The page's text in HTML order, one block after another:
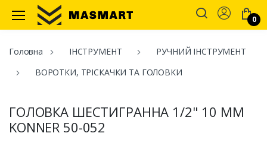
Masmart
Account
0
Головна ІНСТРУМЕНТ
РУЧНИЙ ІНСТРУМЕНТ
ВОРОТКИ, ТРІСКАЧКИ ТА ГОЛОВКИ
ГОЛОВКА ШЕСТИГРАННА 1/2" 10 ММ
KONNER 50-052